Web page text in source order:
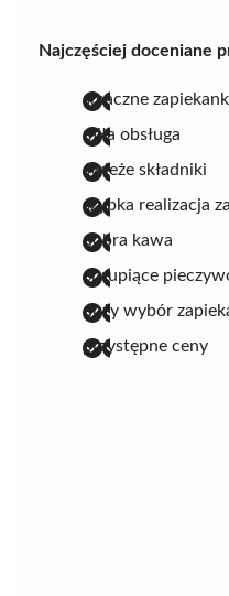
Najczęściej doceniane
smaczne
miła obsługa
świeże składniki
szybka realizacja
dobra kawa
chrupiące
duży wybór
przystępne ceny